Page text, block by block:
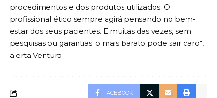
procedimentos e dos produtos utilizados. O
profissional ético sempre agirá pensando no bem-
estar dos seus pacientes. E muitas das vezes, sem
pesquisas ou garantias, o mais barato pode sair caro”,
alerta Ventura.
FACEBOOK